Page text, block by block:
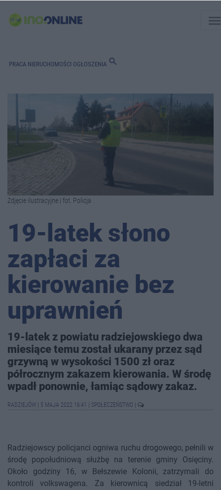
PRACA NIERUCHOMOŚCI OGŁOSZENIA search
Zdjęcie ilustracyjne | fot. Policja
19-latek słono
zapłaci za
kierowanie bez
uprawnień
19-latek z powiatu radziejowskiego dwa
miesiące temu został ukarany przez sąd
grzywną w wysokości 1500 zł oraz
półrocznym zakazem kierowania. W środę
wpadł ponownie, łamiąc sądowy zakaz.
RADZIEJÓW 5 MAJA 2022 16:41 SPOŁECZEŃSTWO
Radziejowscy policjanci ogniwa ruchu drogowego, pełnili w
środę popołudniową służbę na terenie gminy Osięciny.
Około godziny 16, w Bełszewie Kolonii, zatrzymali do
kontroli volkswagena. Za kierownicą siedział 19-letni